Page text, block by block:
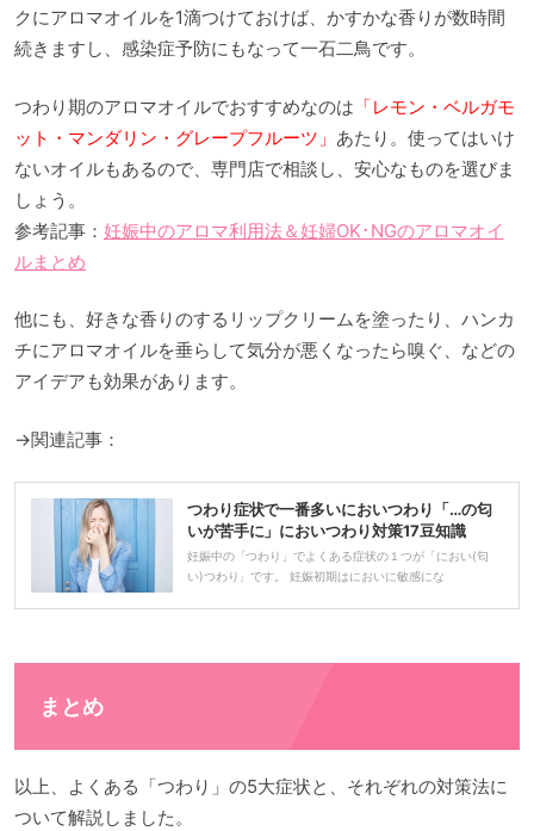
クにアロマオイルを1滴つけておけば、かすかな香りが数時間
続きますし、感染症予防にもなって一石二鳥です。
つわり期のアロマオイルでおすすめなのは 「レモン・ベルガモ
ット・マンダリン・グレープフルーツ」 あたり。使ってはいけ
ないオイルもあるので、専門店で相談し、安心なものを選びま
しょう。
参考記事： 妊娠中のアロマ利用法＆妊婦OK･NGのアロマオイ
ルまとめ
他にも、好きな香りのするリップクリームを塗ったり、ハンカ
チにアロマオイルを垂らして気分が悪くなったら嗅ぐ、などの
アイデアも効果があります。
→関連記事：
つわり症状で一番多いにおいつわり「…の匂
いが苦手に」においつわり対策17豆知識
妊娠中の「つわり」でよくある症状の１つが「におい(匂
い)つわり」です。 妊娠初期はにおいに敏感にな
まとめ
以上、よくある「つわり」の5大症状と、それぞれの対策法に
ついて解説しました。